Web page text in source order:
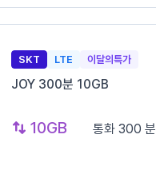
SKT LTE 이달의특가
JOY 300분 10GB
10GB 통화 300 분